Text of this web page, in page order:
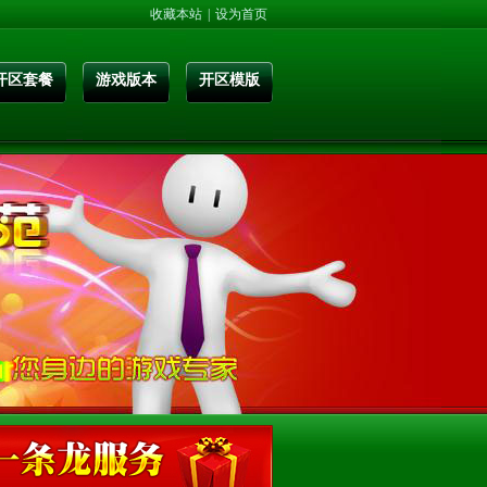
收藏本站 设为首页
区套餐 游戏版本 开区模版